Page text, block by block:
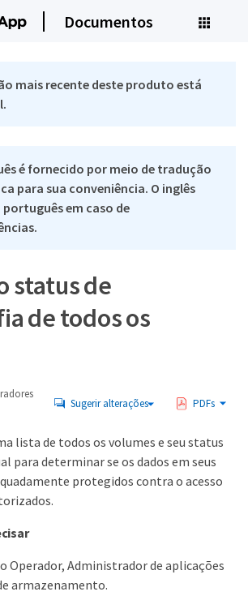
Documentos
mais recente deste produto está
é fornecido por meio de tradução
para sua conveniência. O inglês
português em caso de
status de
de todos os
Sugerir alterações PDFs
lista de todos os volumes e seu status
para determinar se os dados em seus
protegidos contra o acesso
Operador, Administrador de aplicações
armazenamento.